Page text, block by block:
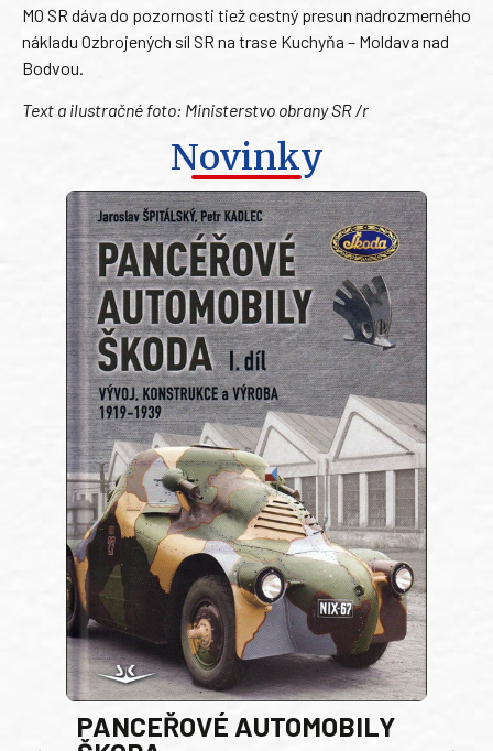
MO SR dáva do pozornosti tiež cestný presun nadrozmerného
nákladu Ozbrojených síl SR na trase Kuchyňa – Moldava nad
Bodvou.
Text a ilustračné foto: Ministerstvo obrany SR /r
Novinky
PANCEŘOVÉ AUTOMOBILY